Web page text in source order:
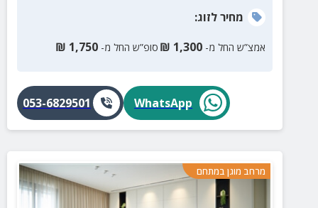
מחירלזוג:
אמצ”ש החל מ- 1,300
₪ סופ”ש החל מ- 1,750
₪
WhatsApp
053-6829501
מרחב מוגן במתחם